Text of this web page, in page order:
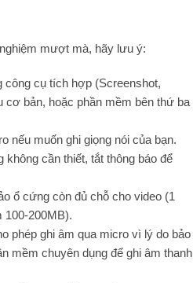
mượt mà, hãy lưu ý:
công cụ tích hợp (Screenshot,
cơ bản, hoặc phần mềm bên thứ ba
nếu muốn ghi giọng nói của bạn.
không cần thiết, tắt thông báo để
ổ cứng còn đủ chỗ cho video (1
100-200MB).
phép ghi âm qua micro vì lý do bảo
mềm chuyên dụng để ghi âm thanh